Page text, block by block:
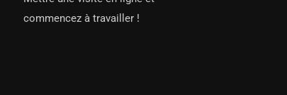
commencez à travailler !